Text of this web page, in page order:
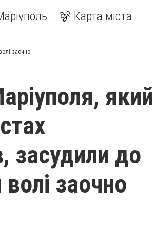
Карта міста
заочно
який
засудили до
заочно